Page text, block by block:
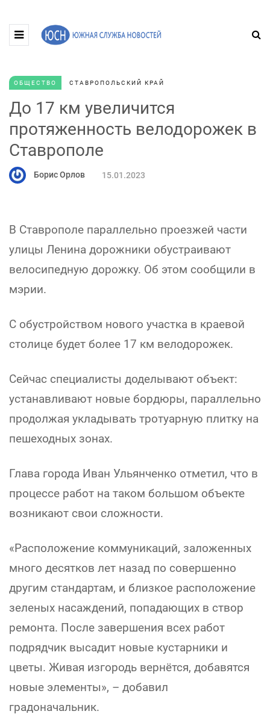
ОБЩЕСТВО СТАВРОПОЛЬСКИЙ КРАЙ
До 17 км увеличится
протяженность велодорожек в
Ставрополе
Борис Орлов 15.01.2023
В Ставрополе параллельно проезжей части
улицы Ленина дорожники обустраивают
велосипедную дорожку. Об этом сообщили в
мэрии.
С обустройством нового участка в краевой
столице будет более 17 км велодорожек.
Сейчас специалисты доделывают объект:
устанавливают новые бордюры, параллельно
продолжая укладывать тротуарную плитку на
пешеходных зонах.
Глава города Иван Ульянченко отметил, что в
процессе работ на таком большом объекте
возникают свои сложности.
«Расположение коммуникаций, заложенных
много десятков лет назад по совершенно
другим стандартам, и близкое расположение
зеленых насаждений, попадающих в створ
ремонта. После завершения всех работ
подрядчик высадит новые кустарники и
цветы. Живая изгородь вернётся, добавятся
новые элементы», – добавил
градоначальник.